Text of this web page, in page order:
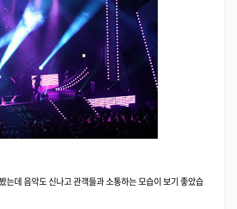
데 음악도 신나고 관객들과 소통하는 모습이 보기 좋았습